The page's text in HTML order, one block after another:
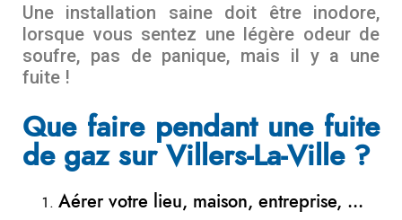
Une installation saine doit être inodore,
lorsque vous sentez une légère odeur de
soufre, pas de panique, mais il y a une
fuite !
Que faire pendant une fuite
de gaz sur Villers-La-Ville ?
Aérer votre lieu, maison, entreprise, …